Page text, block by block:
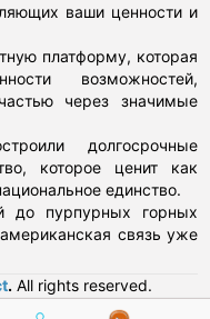
ваши ценности и
платформу, которая
возможностей,
через значимые
долгосрочные
которое ценит как
единство.
до пурпурных горных
связь уже
. All rights reserved.